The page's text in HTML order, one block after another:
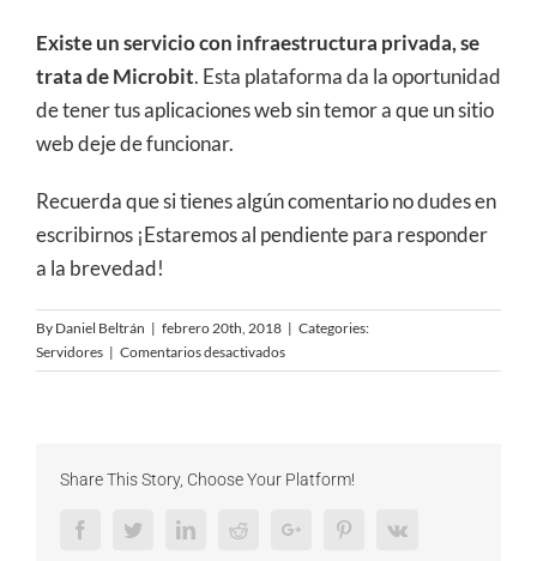
Existe un servicio con infraestructura privada, se
trata deMicrobit. Esta plataforma da la oportunidad
de tener tus aplicaciones web sin temor a que un sitio
web deje de funcionar.
Recuerda que si tienes algún comentario no dudes en
escribirnos ¡Estaremos al pendiente para responder
a la brevedad!
By Daniel Beltrán | febrero 20th, 2018 | Categories:
Servidores | Comentarios desactivadosen
10
una
dedicada
Share This Story, Choose Your Platform!
FacebookTwitterLinkedInRedditGoogle+ PinterestVk